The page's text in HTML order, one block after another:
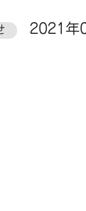
2021年